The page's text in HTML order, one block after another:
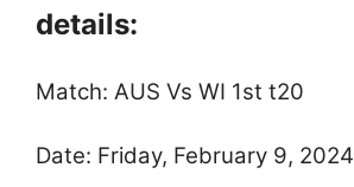
details:
Match: AUS Vs WI 1st t20
Date: Friday, February 9, 2024